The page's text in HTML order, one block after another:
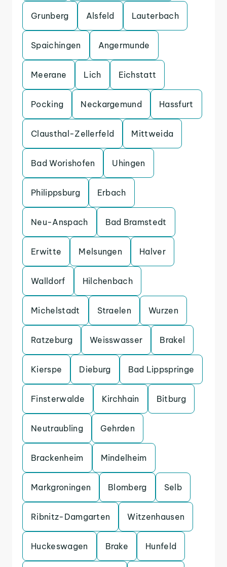
Grunberg Alsfeld Lauterbach
Spaichingen Angermunde
Meerane Lich Eichstatt
Pocking Neckargemund Hassfurt
Clausthal-Zellerfeld Mittweida
Bad Worishofen Uhingen
Philippsburg Erbach
Neu-Anspach Bad Bramstedt
Erwitte Melsungen Halver
Walldorf Hilchenbach
Michelstadt Straelen Wurzen
Ratzeburg Weisswasser Brakel
Kierspe Dieburg Bad Lippspringe
Finsterwalde Kirchhain Bitburg
Neutraubling Gehrden
Brackenheim Mindelheim
Markgroningen Blomberg Selb
Ribnitz-Damgarten Witzenhausen
Huckeswagen Brake Hunfeld